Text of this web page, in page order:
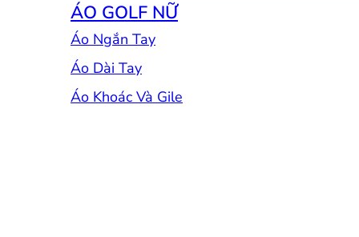
ÁO GOLF NỮ
Áo Ngắn Tay
Áo Dài Tay
Áo Khoác Và Gile